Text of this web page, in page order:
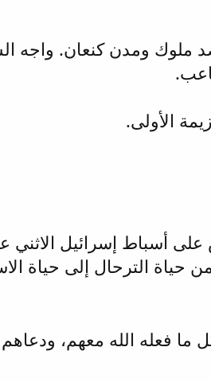
ومدن كنعان. واجه
الأولى.
على أسباط إسرائيل
الترحال إلى حياة
فعله الله معهم،